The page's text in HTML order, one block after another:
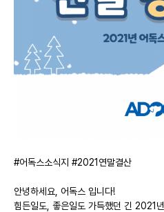
#어독스소식지 #2021연말결산
안녕하세요, 어독스 입니다!
힘든일도, 좋은일도 가득했던 긴 2021